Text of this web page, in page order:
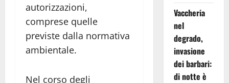
autorizzazioni,
comprese quelle
previste dalla normativa
ambientale.
Nel corso degli
Vaccheria
nel
degrado,
invasione
dei barbari:
di notte è